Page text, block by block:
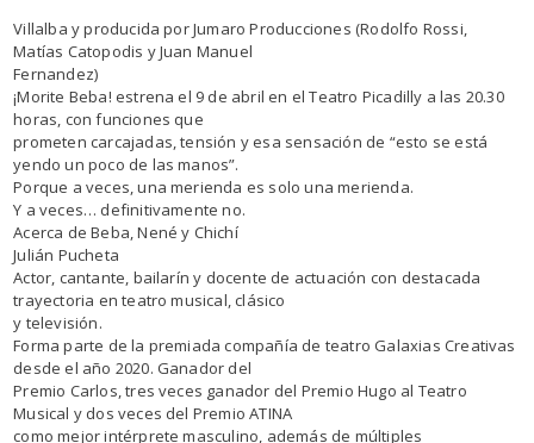
Villalba y producida por Jumaro Producciones (Rodolfo Rossi,
Matías Catopodis y Juan Manuel
Fernandez)
¡Morite Beba! estrena el 9 de abril en el Teatro Picadilly a las 20.30
horas, con funciones que
prometen carcajadas, tensión y esa sensación de “esto se está
yendo un poco de las manos”.
Porque a veces, una merienda es solo una merienda.
Y a veces… definitivamente no.
Acerca de Beba, Nené y Chichí
Julián Pucheta
Actor, cantante, bailarín y docente de actuación con destacada
trayectoria en teatro musical, clásico
y televisión.
Forma parte de la premiada compañía de teatro Galaxias Creativas
desde el año 2020. Ganador del
Premio Carlos, tres veces ganador del Premio Hugo al Teatro
Musical y dos veces del Premio ATINA
como mejor intérprete masculino, además de múltiples